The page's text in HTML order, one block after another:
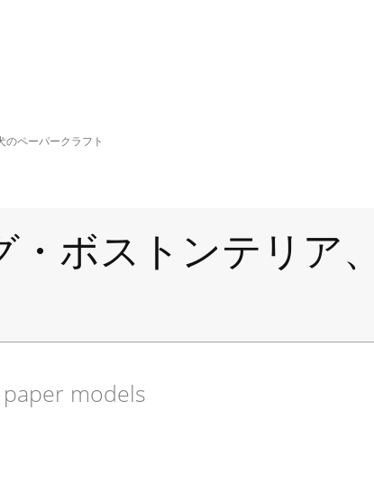
のペーパークラフト
・ボストンテリア
models